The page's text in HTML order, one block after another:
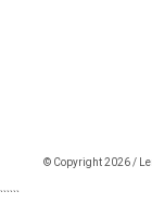
© Copyright 2026 /
``````